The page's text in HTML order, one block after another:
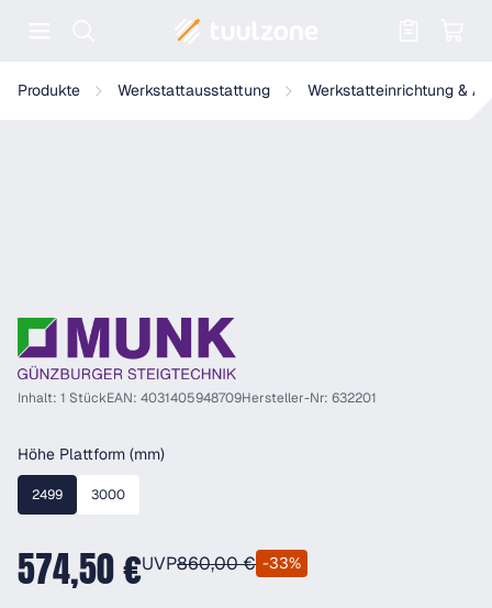
Produkte Werkstattausstattung Werkstatteinrichtung &
Munk Stützteil für Baukastensystem Laufsteganlage
Inhalt: 1 StückEAN: 4031405948709Hersteller-Nr: 632201
Höhe Plattform (mm)auswählen
2499 3000
574,50 €UVP860,00 € -33%